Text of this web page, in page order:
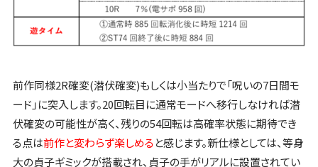
前作同様2R確変(潜伏確変)もしくは小当たりで「呪いの7日間モ
ード」に突入します。20回転目に通常モードへ移行しなければ潜
伏確変の可能性が高く、残りの54回転は高確率状態に期待でき
る点は前作と変わらず楽しめると感じます。新仕様としては、等身
大の貞子ギミックが搭載され、貞子の手がリアルに設置されてい